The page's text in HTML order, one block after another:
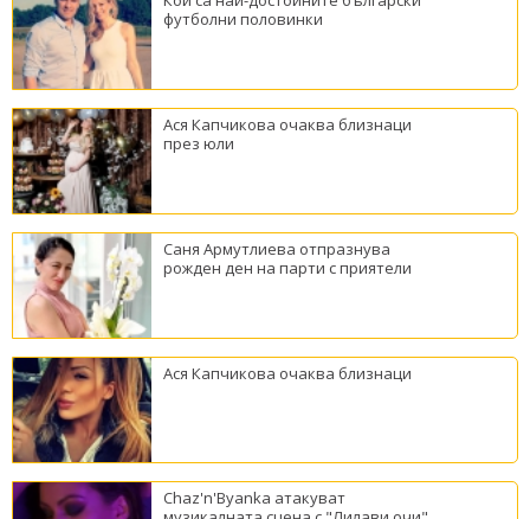
футболни половинки
Ася Капчикова очаква близнаци
през юли
Саня Армутлиева отпразнува
рожден ден на парти с приятели
Ася Капчикова очаква близнаци
Chaz'n'Byanka атакуват